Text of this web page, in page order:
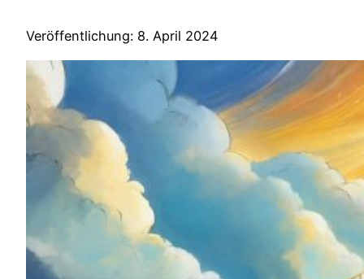
Veröffentlichung: 8. April 2024